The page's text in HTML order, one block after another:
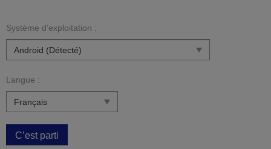
Système d’exploitation :
Langue :
C’est parti